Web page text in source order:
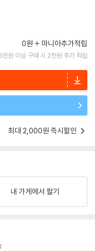
0원 마니아추가적립
만원 이상 구매 시 2천원 추가 적립
최대 2,000원 즉시할인
내 가게에서 팔기